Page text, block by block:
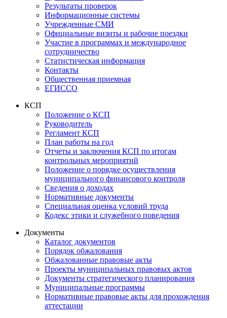
Результаты проверок
Информационные системы
Учрежденные СМИ
Официальные визиты и рабочие поездки
Участие в программах и международное
сотрудничество
Статистическая информация
Контакты
Общественная приемная
ЕГИССО
КСП
Положение о КСП
Руководитель
Регламент КСП
План работы на год
Отчеты и заключения КСП по итогам
контрольных мероприятий
Положение о порядке осуществления
муниципального финансового контроля
Сведения о доходах
Нормативные документы
Специальная оценка условий труда
Кодекс этики и служебного поведения
Документы
Каталог документов
Порядок обжалования
Обжалованные правовые акты
Проекты муниципальных правовых актов
Документы стратегического планирования
Муниципальные программы
Нормативные правовые акты для прохождения
аттестации